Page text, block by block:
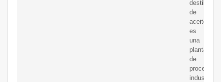
destilería
de
aceite
es
una
planta
de
proceso
industrial